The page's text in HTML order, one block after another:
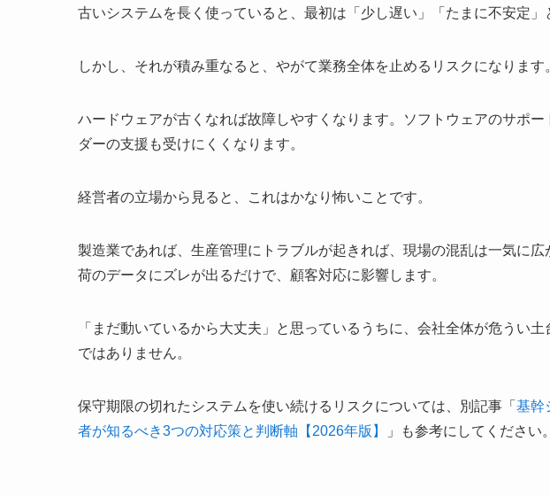
古いシステムを長く使っていると、最初は「少し遅い」「たまに不安定」
しかし、それが積み重なると、やがて業務全体を止めるリスクになります
ハードウェアが古くなれば故障しやすくなります。ソフトウェアのサポ
ダーの支援も受けにくくなります。
経営者の立場から見ると、これはかなり怖いことです。
製造業であれば、生産管理にトラブルが起きれば、現場の混乱は一気に
荷のデータにズレが出るだけで、顧客対応に影響します。
「まだ動いているから大丈夫」と思っているうちに、会社全体が危うい
ではありません。
保守期限の切れたシステムを使い続けるリスクについては、別記事「 基幹
者が知るべき3つの対応策と判断軸【2026年版】
」も参考にしてください。